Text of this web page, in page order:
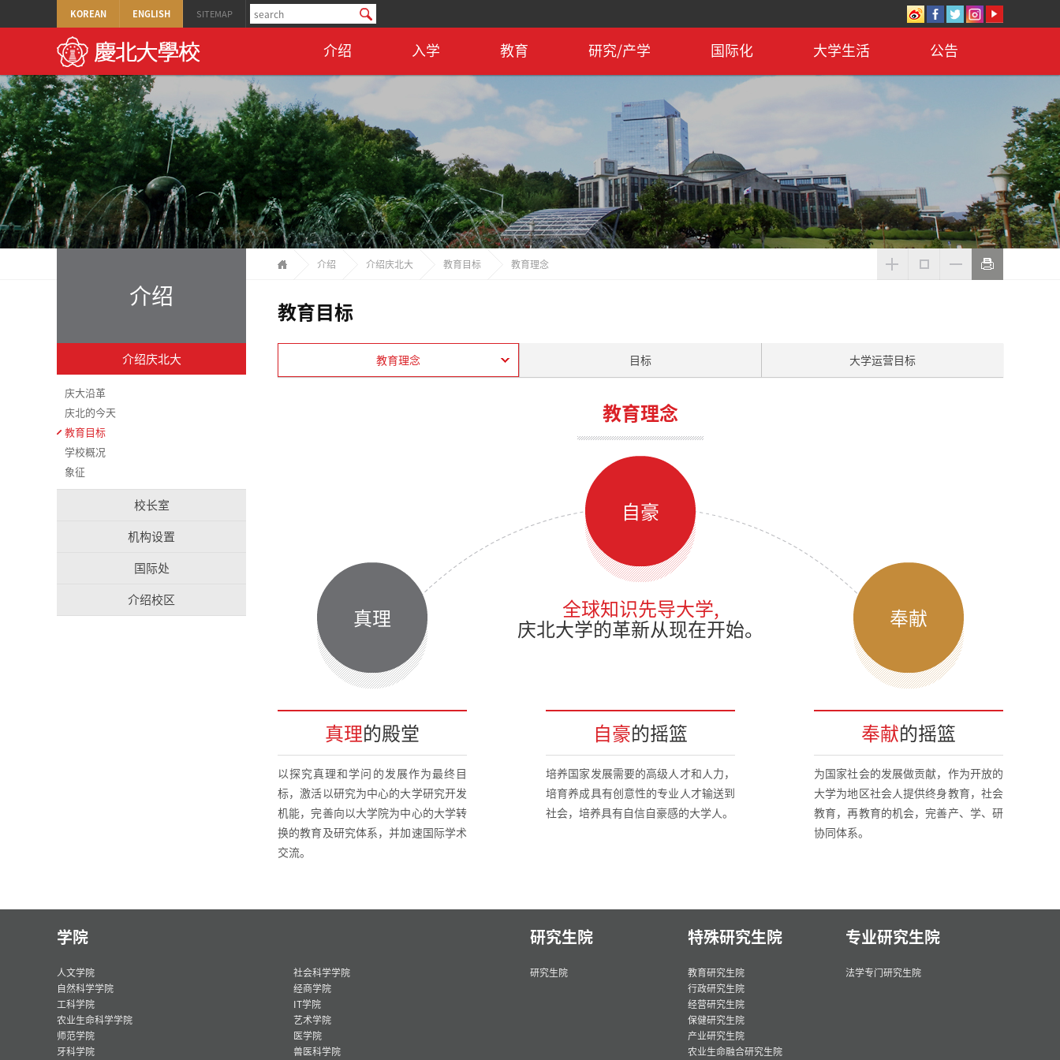
KOREAN ENGLISH SITEMAP
介绍 入学 教育 研究/产学 国际化 大学生活 公告
介绍
介绍庆北大
庆大沿革
庆北的今天
教育目标
学校概况
象征
校长室
机构设置
国际处
介绍校区
介绍 介绍庆北大 教育目标 教育理念
教育目标
教育理念 目标 大学运营目标
教育理念
真理
自豪
奉献
全球知识先导大学,
庆北大学的革新从现在开始。
真理的殿堂
以探究真理和学问的发展作为最终目
标，激活以研究为中心的大学研究开发
机能，完善向以大学院为中心的大学转
换的教育及研究体系，并加速国际学术
交流。
自豪的摇篮
培养国家发展需要的高级人才和人力，
培育养成具有创意性的专业人才输送到
社会，培养具有自信自豪感的大学人。
奉献的摇篮
为国家社会的发展做贡献，作为开放的
大学为地区社会人提供终身教育，社会
教育，再教育的机会，完善产、学、研
协同体系。
学院
人文学院
社会科学学院
自然科学学院
经商学院
工科学院
IT学院
农业生命科学学院
艺术学院
师范学院
医学院
牙科学院
兽医科学院
研究生院
研究生院
特殊研究生院
教育研究生院
行政研究生院
经营研究生院
保健研究生院
产业研究生院
农业生命融合研究生院
专业研究生院
法学专门研究生院